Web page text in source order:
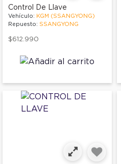
Control De Llave
Vehículo: KGM (SSANGYONG)
Repuesto: SSANGYONG
$612.990